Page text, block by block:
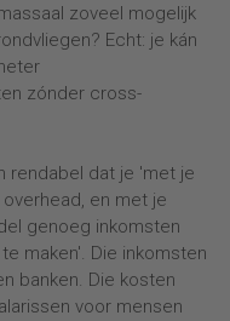
zoveel mogelijk
Echt: je kán
zónder cross-
rendabel dat je 'met je
en met je
genoeg inkomsten
maken'. Die inkomsten
banken. Die kosten
voor mensen